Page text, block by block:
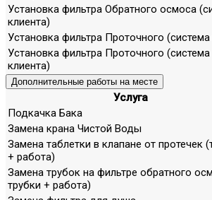
Установка фильтра Обратного осмоса
клиента)
Установка фильтра Проточного
Установка фильтра Проточного (система
клиента)
Дополнительные работы на месте
Услуга
Подкачка Бака
Замена крана Чистой Воды
Замена таблетки в клапане от протечек
+ работа)
Замена трубок на фильтре обратного
трубки + работа)